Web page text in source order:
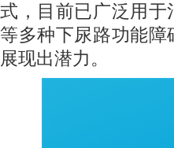
式，目前已广泛用
等多种下尿路功能
展现出潜力。